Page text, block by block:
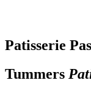
Patisserie
Tummers